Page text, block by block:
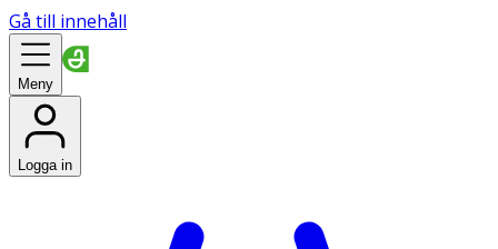
Gå till innehåll
Meny
Logga in